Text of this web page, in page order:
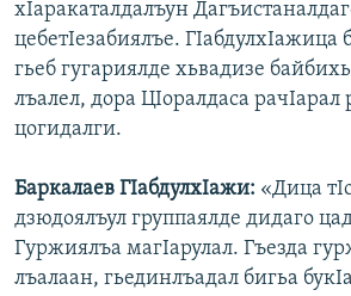
хIаракаталдалъун
цебетIезабиялъе. ГIабдулхIажица
гьеб гугариялде хьвадизе
лъалел, дора ЦIоралдаса рачIарал
цогидалги.
Баркалаев ГIабдулхIажи: «Дица
дзюдоялъул группаялде дидаго
Гуржиялъа магIарулал. Гъезда
лъалаан, гьединлъадал бигьа